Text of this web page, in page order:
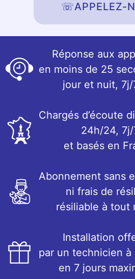
☏APPELEZ-
Réponse aux
en moins de 25
jour et nuit, 7j/
Chargés d’écoute
24h/24, 7j/
et basés en
Abonnement sans
ni frais de
résiliable à tout
Installation
par un technicien à
en 7 jours